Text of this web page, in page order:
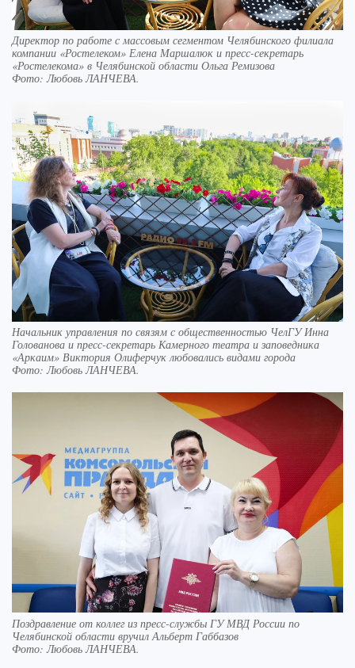
Директор по работе с массовым сегментом Челябинского филиала
компании «Ростелеком» Елена Маршалюк и пресс-секретарь
«Ростелекома» в Челябинской области Ольга Ремизова
Фото:Любовь ЛАНЧЕВА.
Начальник управления по связям с общественностью ЧелГУ Инна
Голованова и пресс-секретарь Камерного театра и заповедника
«Аркаим» Виктория Олиферчук любовались видами города
Фото:Любовь ЛАНЧЕВА.
Поздравление от коллег из пресс-службы ГУ МВД России по
Челябинской области вручил Альберт Габбазов
Фото:Любовь ЛАНЧЕВА.